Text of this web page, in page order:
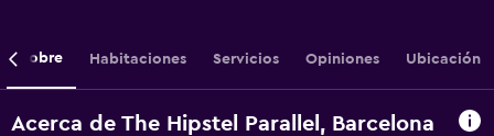
Sobre Habitaciones Servicios Opiniones Ubicación
Acerca de The Hipstel Parallel, Barcelona